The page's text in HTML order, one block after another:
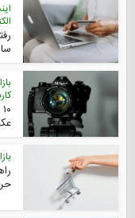
سال